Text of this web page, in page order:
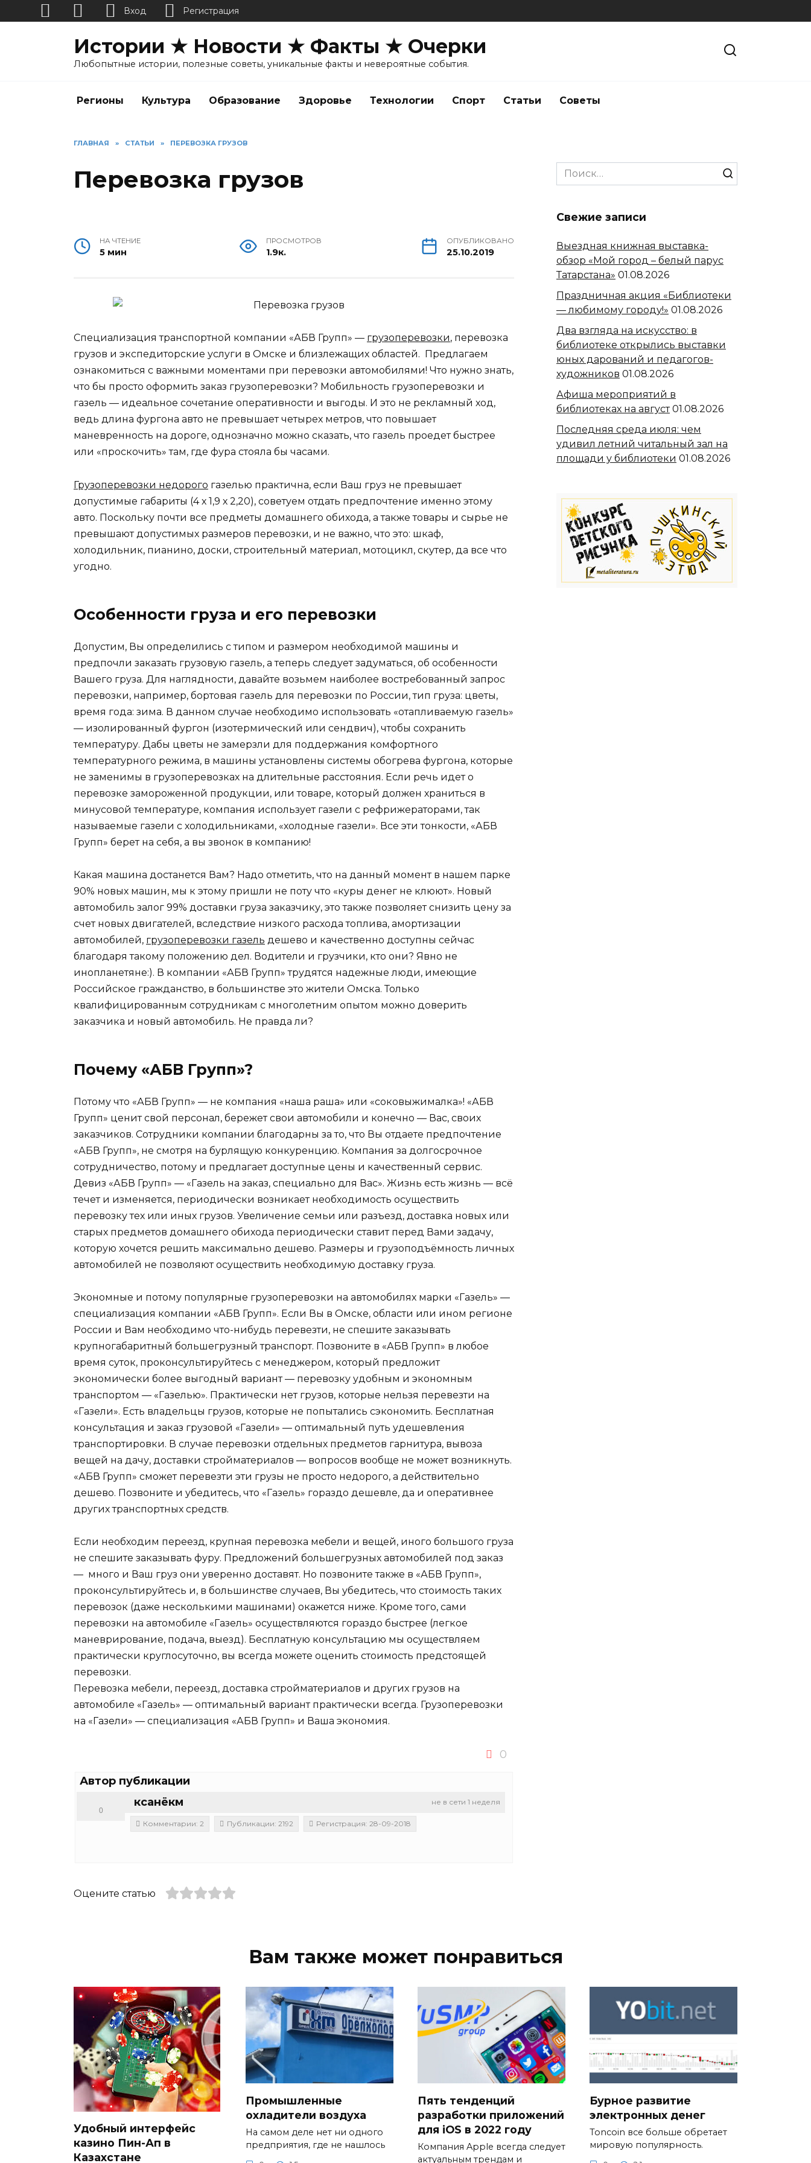
Истории ★ Новости ★ Факты ★ Очерки
Любопытные истории, полезные советы, уникальные факты и невероятные события.
Регионы Культура Образование Здоровье Технологии Спорт Статьи Советы
ГЛАВНАЯ » СТАТЬИ » ПЕРЕВОЗКА ГРУЗОВ
Перевозка грузов
НА ЧТЕНИЕ
5 мин
ПРОСМОТРОВ
1.9к.
ОПУБЛИКОВАНО
25.10.2019
Специализация транспортной компании «АБВ Групп» — грузоперевозки, перевозка
грузов и экспедиторские услуги в Омске и близлежащих областей. Предлагаем
ознакомиться с важными моментами при перевозки автомобилями! Что нужно знать,
что бы просто оформить заказ грузоперевозки? Мобильность грузоперевозки и
газель — идеальное сочетание оперативности и выгоды. И это не рекламный ход,
ведь длина фургона авто не превышает четырех метров, что повышает
маневренность на дороге, однозначно можно сказать, что газель проедет быстрее
или «проскочить» там, где фура стояла бы часами.
Грузоперевозки недорого газелью практична, если Ваш груз не превышает
допустимые габариты (4 х 1,9 х 2,20), советуем отдать предпочтение именно этому
авто. Поскольку почти все предметы домашнего обихода, а также товары и сырье не
превышают допустимых размеров перевозки, и не важно, что это: шкаф,
холодильник, пианино, доски, строительный материал, мотоцикл, скутер, да все что
угодно.
Особенности груза и его перевозки
Допустим, Вы определились с типом и размером необходимой машины и
предпочли заказать грузовую газель, а теперь следует задуматься, об особенности
Вашего груза. Для наглядности, давайте возьмем наиболее востребованный запрос
перевозки, например, бортовая газель для перевозки по России, тип груза: цветы,
время года: зима. В данном случае необходимо использовать «отапливаемую газель»
— изолированный фургон (изотермический или сендвич), чтобы сохранить
температуру. Дабы цветы не замерзли для поддержания комфортного
температурного режима, в машины установлены системы обогрева фургона, которые
не заменимы в грузоперевозках на длительные расстояния. Если речь идет о
перевозке замороженной продукции, или товаре, который должен храниться в
минусовой температуре, компания использует газели с рефрижераторами, так
называемые газели с холодильниками, «холодные газели». Все эти тонкости, «АБВ
Групп» берет на себя, а вы звонок в компанию!
Какая машина достанется Вам? Надо отметить, что на данный момент в нашем парке
90% новых машин, мы к этому пришли не поту что «куры денег не клюют». Новый
автомобиль залог 99% доставки груза заказчику, это также позволяет снизить цену за
счет новых двигателей, вследствие низкого расхода топлива, амортизации
автомобилей, грузоперевозки газель дешево и качественно доступны сейчас
благодаря такому положению дел. Водители и грузчики, кто они? Явно не
инопланетяне:). В компании «АБВ Групп» трудятся надежные люди, имеющие
Российское гражданство, в большинстве это жители Омска. Только
квалифицированным сотрудникам с многолетним опытом можно доверить
заказчика и новый автомобиль. Не правда ли?
Почему «АБВ Групп»?
Потому что «АБВ Групп» — не компания «наша раша» или «соковыжималка»! «АБВ
Групп» ценит свой персонал, бережет свои автомобили и конечно — Вас, своих
заказчиков. Сотрудники компании благодарны за то, что Вы отдаете предпочтение
«АБВ Групп», не смотря на бурлящую конкуренцию. Компания за долгосрочное
сотрудничество, потому и предлагает доступные цены и качественный сервис.
Девиз «АБВ Групп» — «Газель на заказ, специально для Вас». Жизнь есть жизнь — всё
течет и изменяется, периодически возникает необходимость осуществить
перевозку тех или иных грузов. Увеличение семьи или разъезд, доставка новых или
старых предметов домашнего обихода периодически ставит перед Вами задачу,
которую хочется решить максимально дешево. Размеры и грузоподъёмность личных
автомобилей не позволяют осуществить необходимую доставку груза.
Экономные и потому популярные грузоперевозки на автомобилях марки «Газель» —
специализация компании «АБВ Групп». Если Вы в Омске, области или ином регионе
России и Вам необходимо что-нибудь перевезти, не спешите заказывать
крупногабаритный большегрузный транспорт. Позвоните в «АБВ Групп» в любое
время суток, проконсультируйтесь с менеджером, который предложит
экономически более выгодный вариант — перевозку удобным и экономным
транспортом — «Газелью». Практически нет грузов, которые нельзя перевезти на
«Газели». Есть владельцы грузов, которые не попытались сэкономить. Бесплатная
консультация и заказ грузовой «Газели» — оптимальный путь удешевления
транспортировки. В случае перевозки отдельных предметов гарнитура, вывоза
вещей на дачу, доставки стройматериалов — вопросов вообще не может возникнуть.
«АБВ Групп» сможет перевезти эти грузы не просто недорого, а действительно
дешево. Позвоните и убедитесь, что «Газель» гораздо дешевле, да и оперативнее
других транспортных средств.
Если необходим переезд, крупная перевозка мебели и вещей, иного большого груза
не спешите заказывать фуру. Предложений большегрузных автомобилей под заказ
— много и Ваш груз они уверенно доставят. Но позвоните также в «АБВ Групп»,
проконсультируйтесь и, в большинстве случаев, Вы убедитесь, что стоимость таких
перевозок (даже несколькими машинами) окажется ниже. Кроме того, сами
перевозки на автомобиле «Газель» осуществляются гораздо быстрее (легкое
маневрирование, подача, выезд). Бесплатную консультацию мы осуществляем
практически круглосуточно, вы всегда можете оценить стоимость предстоящей
перевозки.
Перевозка мебели, переезд, доставка стройматериалов и других грузов на
автомобиле «Газель» — оптимальный вариант практически всегда. Грузоперевозки
на «Газели» — специализация «АБВ Групп» и Ваша экономия.
0
Автор публикации
не в сети 1 неделя
ксанёкм
0
Комментарии: 2 Публикации: 2192 Регистрация: 28-09-2018
Оцените статью
Search
for:
Свежие записи
Выездная книжная выставка-
обзор «Мой город – белый парус
Татарстана» 01.08.2026
Праздничная акция «Библиотеки
— любимому городу!» 01.08.2026
Два взгляда на искусство: в
библиотеке открылись выставки
юных дарований и педагогов-
художников 01.08.2026
Афиша мероприятий в
библиотеках на август 01.08.2026
Последняя среда июля: чем
удивил летний читальный зал на
площади у библиотеки 01.08.2026
Вам также может понравиться
Удобный интерфейс
казино Пин-Ап в
Казахстане
Промышленные
охладители воздуха
На самом деле нет ни одного
предприятия, где не нашлось
Пять тенденций
разработки приложений
для iOS в 2022 году
Компания Apple всегда следует
актуальным трендам и
Бурное развитие
электронных денег
Toncoin все больше обретает
мировую популярность.
Вход Регистрация